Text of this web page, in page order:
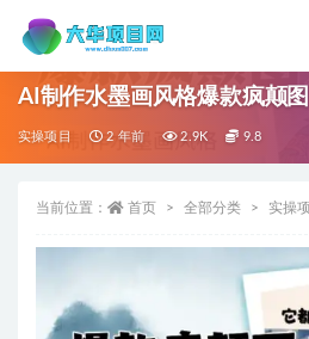
AI制作水墨画风格爆款疯颠
实操项目 2 年前 2.9K 9.8
当前位置： 首页 全部分类 实操